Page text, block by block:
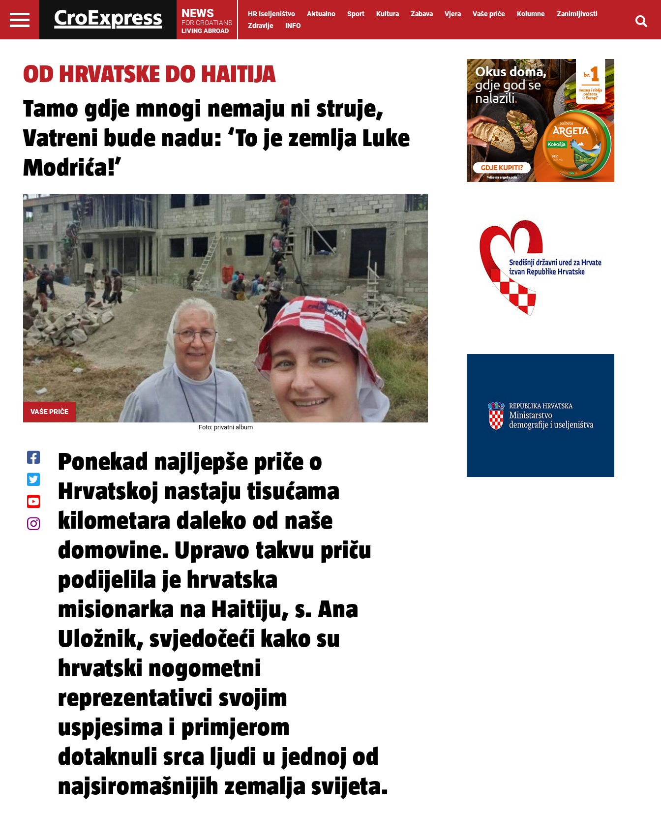
NEWS
FOR CROATIANS
LIVING ABROAD
HR Iseljeništvo Aktualno Sport Kultura Zabava Vjera Vaše priče Kolumne
Zanimljivosti
Zdravlje
INFO
OD HRVATSKE DO HAITIJA
Tamo gdje mnogi nemaju ni struje,
Vatreni bude nadu: ‘To je zemlja Luke
Modrića!’
VAŠE PRIČE
Foto: privatni album
Ponekad najljepše priče o
Hrvatskoj nastaju tisućama
kilometara daleko od naše
domovine. Upravo takvu priču
podijelila je hrvatska
misionarka na Haitiju, s. Ana
Uložnik, svjedočeći kako su
hrvatski nogometni
reprezentativci svojim
uspjesima i primjerom
dotaknuli srca ljudi u jednoj od
najsiromašnijih zemalja svijeta.